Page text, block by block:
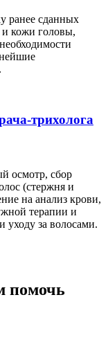
ранее сданных
и кожи головы,
трихолога
осмотр, сбор
(стержня и
на анализ крови,
терапии и
за волосами.
помочь